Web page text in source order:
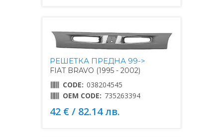
РЕШЕТКА ПРЕДНА 99->
FIAT BRAVO (1995 - 2002)
CODE: 038204545
OEM CODE: 735263394
42 € / 82.14 лв.